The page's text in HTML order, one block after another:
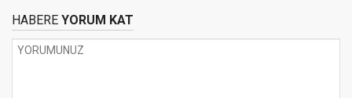
HABERE YORUM KAT